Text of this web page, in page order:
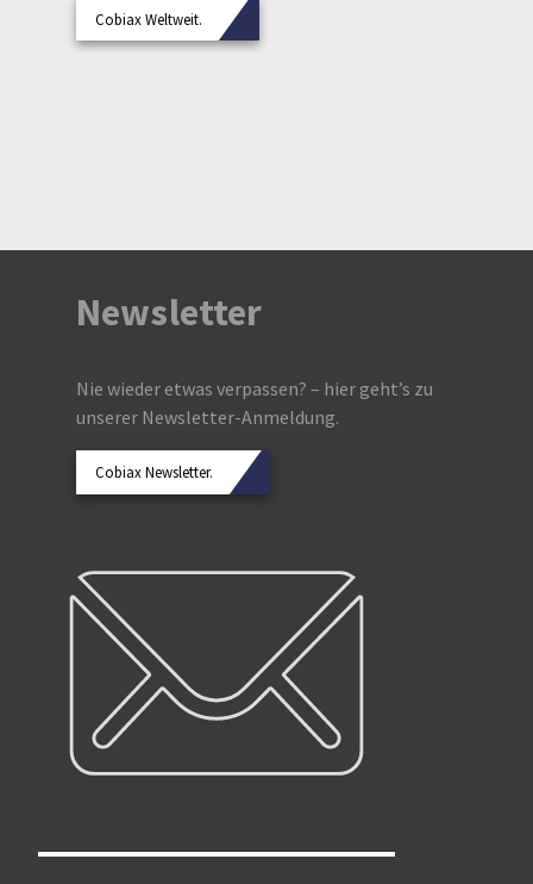
Cobiax Weltweit.
Newsletter
Nie wieder etwas verpassen? – hier geht’s zu
unserer Newsletter-Anmeldung.
Cobiax Newsletter.